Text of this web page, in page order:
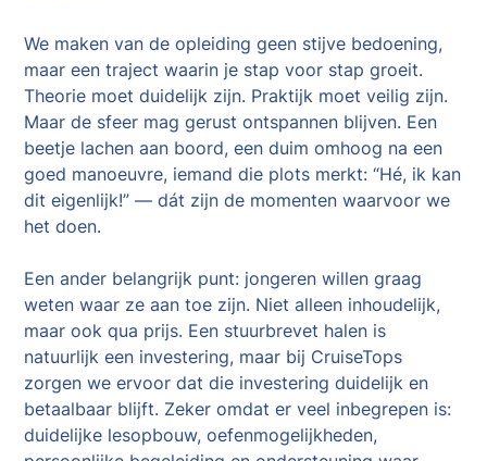
We maken van de opleiding geen stijve bedoening,
maar een traject waarin je stap voor stap groeit.
Theorie moet duidelijk zijn. Praktijk moet veilig zijn.
Maar de sfeer mag gerust ontspannen blijven. Een
beetje lachen aan boord, een duim omhoog na een
goed manoeuvre, iemand die plots merkt: “Hé, ik kan
dit eigenlijk!” — dát zijn de momenten waarvoor we
het doen.
Een ander belangrijk punt: jongeren willen graag
weten waar ze aan toe zijn. Niet alleen inhoudelijk,
maar ook qua prijs. Een stuurbrevet halen is
natuurlijk een investering, maar bij CruiseTops
zorgen we ervoor dat die investering duidelijk en
betaalbaar blijft. Zeker omdat er veel inbegrepen is:
duidelijke lesopbouw, oefenmogelijkheden,